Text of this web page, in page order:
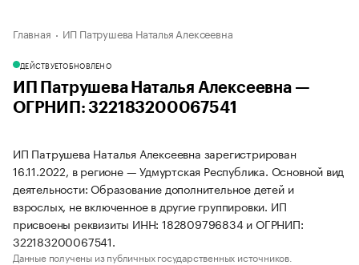
Главная ИП Патрушева Наталья Алексеевна
ДЕЙСТВУЕТОБНОВЛЕНО
ИП Патрушева Наталья Алексеевна —
ОГРНИП: 322183200067541
ИП Патрушева Наталья Алексеевна зарегистрирован
16.11.2022, в регионе — Удмуртская Республика. Основной вид
деятельности: Образование дополнительное детей и
взрослых, не включенное в другие группировки. ИП
присвоены реквизиты ИНН: 182809796834 и ОГРНИП:
322183200067541.
Данные получены из публичных государственных источников.